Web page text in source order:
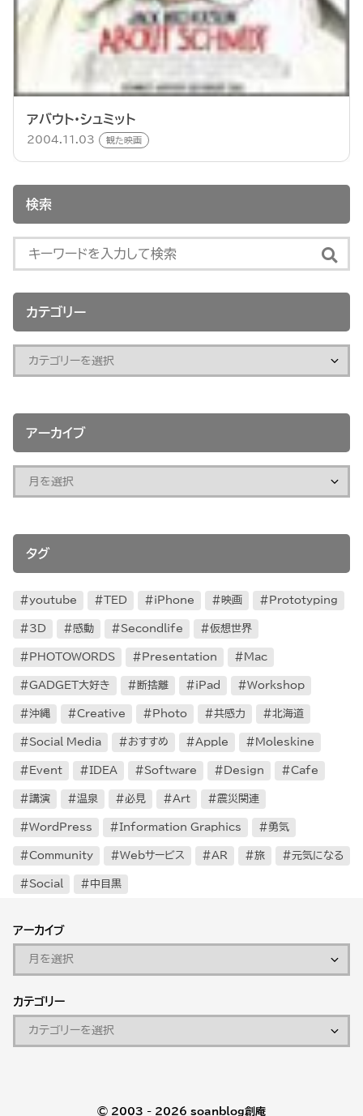
アバウト・シュミット
2004.11.03 観た映画
検索
カテゴリー
アーカイブ
タグ
youtube TED iPhone 映画 Prototyping
3D 感動 Secondlife 仮想世界
PHOTOWORDS Presentation Mac
GADGET大好き 断捨離 iPad Workshop
沖縄 Creative Photo 共感力 北海道
Social Media おすすめ Apple Moleskine
Event IDEA Software Design Cafe
講演 温泉 必見 Art 震災関連
WordPress Information Graphics 勇気
Community Webサービス AR 旅 元気になる
Social 中目黒
アーカイブ
カテゴリー
© 2003 - 2026 soanblog創庵